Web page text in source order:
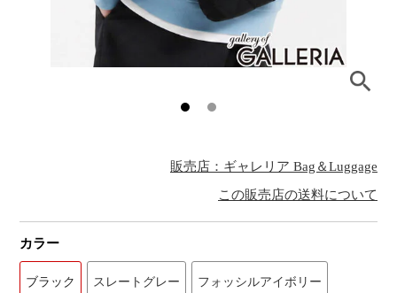
販売店：ギャレリア Bag＆Luggage
この販売店の送料について
カラー
ブラック スレートグレー フォッシルアイボリー